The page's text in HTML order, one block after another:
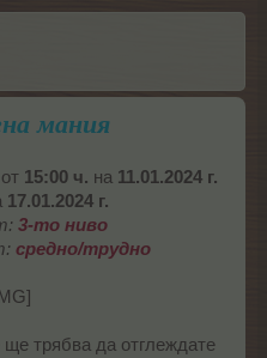
мания
15:00 ч. на 11.01.2024 г.
17.01.2024 г.
3-то ниво
средно/трудно
трябва да отглеждате